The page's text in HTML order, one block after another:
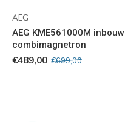
AEG
AEG KME561000M inbouw
combimagnetron
€489,00 €699,00